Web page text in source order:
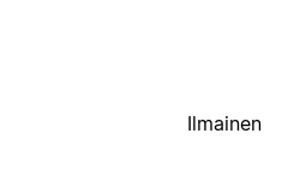
Ilmainen